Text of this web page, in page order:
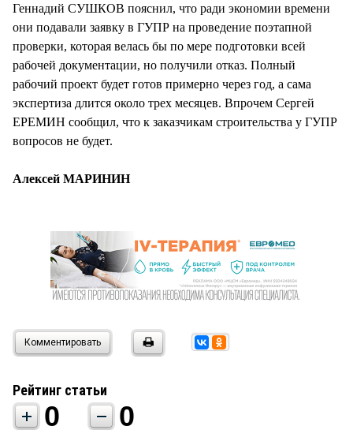
Геннадий СУШКОВ пояснил, что ради экономии времени
они подавали заявку в ГУПР на проведение поэтапной
проверки, которая велась бы по мере подготовки всей
рабочей документации, но получили отказ. Полный
рабочий проект будет готов примерно через год, а сама
экспертиза длится около трех месяцев. Впрочем Сергей
ЕРЕМИН сообщил, что к заказчикам строительства у ГУПР
вопросов не будет.
Алексей МАРИНИН
Комментировать
Рейтинг статьи
0 0